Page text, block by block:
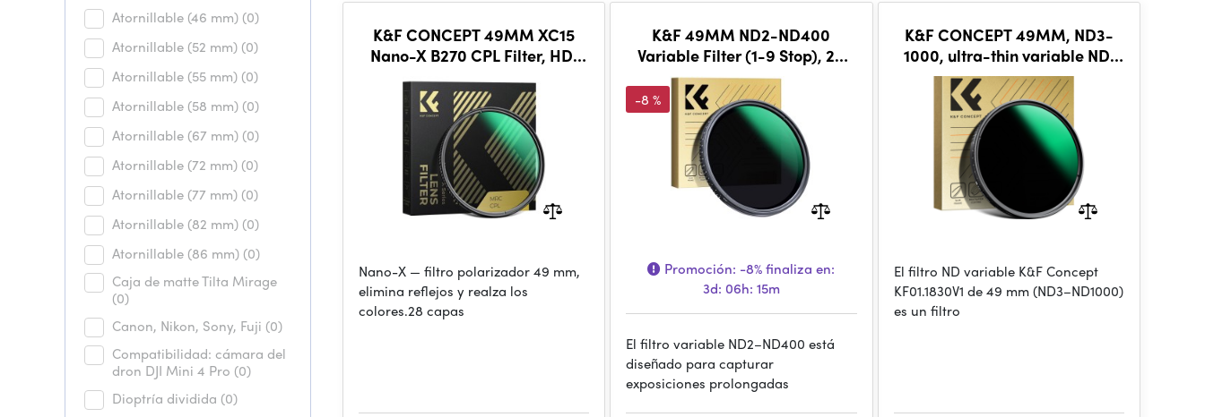
Atornillable (46 mm) (0)
Atornillable (52 mm) (0)
Atornillable (55 mm) (0)
Atornillable (58 mm) (0)
Atornillable (67 mm) (0)
Atornillable (72 mm) (0)
Atornillable (77 mm) (0)
Atornillable (82 mm) (0)
Atornillable (86 mm) (0)
Caja de matte Tilta Mirage
(0)
Canon, Nikon, Sony, Fuji (0)
Compatibilidad: cámara del
dron DJI Mini 4 Pro (0)
Dioptría dividida (0)
K&F CONCEPT 49MM XC15
Nano-X B270 CPL Filter, HD,
Waterproof, Anti Scratch,
Green Coated
Nano-X — filtro polarizador 49 mm,
elimina reflejos y realza los
colores.28 capas
K&F 49MM ND2-ND400
Variable Filter (1-9 Stop), 24
Layers of Nano-coating, K&F
Concept Nano-D Series
-8 %
Promoción: -8%finaliza en:
3d: 06h: 15m
El filtro variable ND2–ND400 está
diseñado para capturar
exposiciones prolongadas
K&F CONCEPT 49MM, ND3-
1000, ultra-thin variable ND,
Waterproof, Green Coated
El filtro ND variable K&F Concept
KF01.1830V1 de 49 mm (ND3–ND1000)
es un filtro